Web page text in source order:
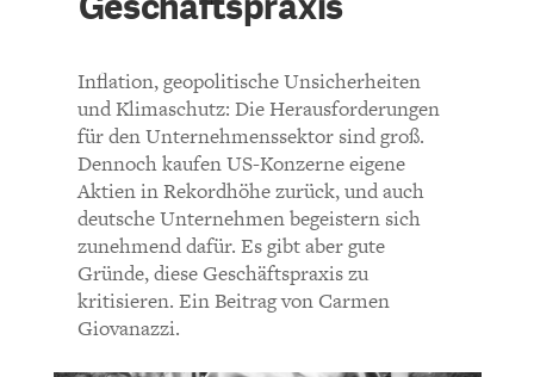
NEWSLETTER
ÜBER UNS
SUCHE
Unser kostenloser Newsletter informiert Sie über unsere
BODEN
CHARTBOOK
Inflation, geopolitische Unsicherheiten
und Klimaschutz: Die Herausforderungen
für den Unternehmenssektor sind groß.
Dennoch kaufen US-Konzerne eigene
Aktien in Rekordhöhe zurück, und auch
deutsche Unternehmen begeistern sich
zunehmend dafür. Es gibt aber gute
Gründe, diese Geschäftspraxis zu
kritisieren. Ein Beitrag von Carmen
Giovanazzi.
kapitalmarktorientierten
Geschäftspraxis
KOMMENTIEREN (VIA EMAIL)
Richtlinien
Bisher noch kein Kommentar.